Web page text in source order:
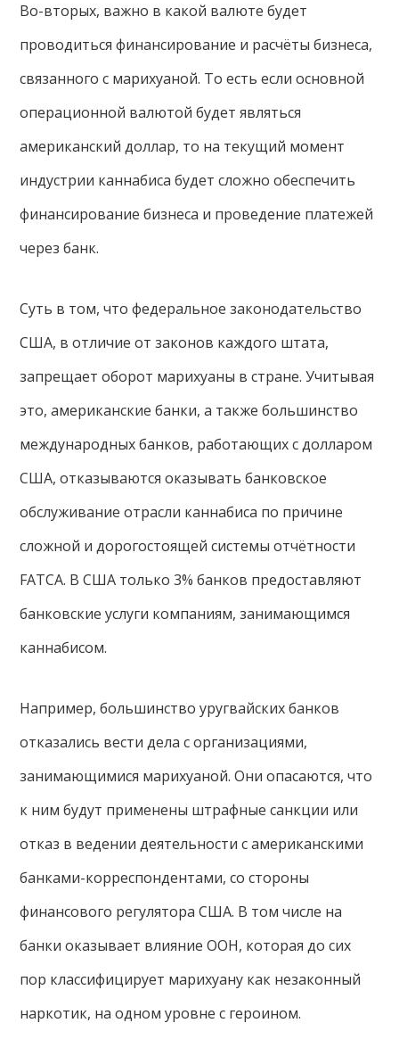
Во-вторых, важно в какой валюте будет
проводиться финансирование и расчёты бизнеса,
связанного с марихуаной. То есть если основной
операционной валютой будет являться
американский доллар, то на текущий момент
индустрии каннабиса будет сложно обеспечить
финансирование бизнеса и проведение платежей
через банк.
Суть в том, что федеральное законодательство
США, в отличие от законов каждого штата,
запрещает оборот марихуаны в стране. Учитывая
это, американские банки, а также большинство
международных банков, работающих с долларом
США, отказываются оказывать банковское
обслуживание отрасли каннабиса по причине
сложной и дорогостоящей системы отчётности
FATCA. В США только 3% банков предоставляют
банковские услуги компаниям, занимающимся
каннабисом.
Например, большинство уругвайских банков
отказались вести дела с организациями,
занимающимися марихуаной. Они опасаются, что
к ним будут применены штрафные санкции или
отказ в ведении деятельности с американскими
банками-корреспондентами, со стороны
финансового регулятора США. В том числе на
банки оказывает влияние ООН, которая до сих
пор классифицирует марихуану как незаконный
наркотик, на одном уровне с героином.